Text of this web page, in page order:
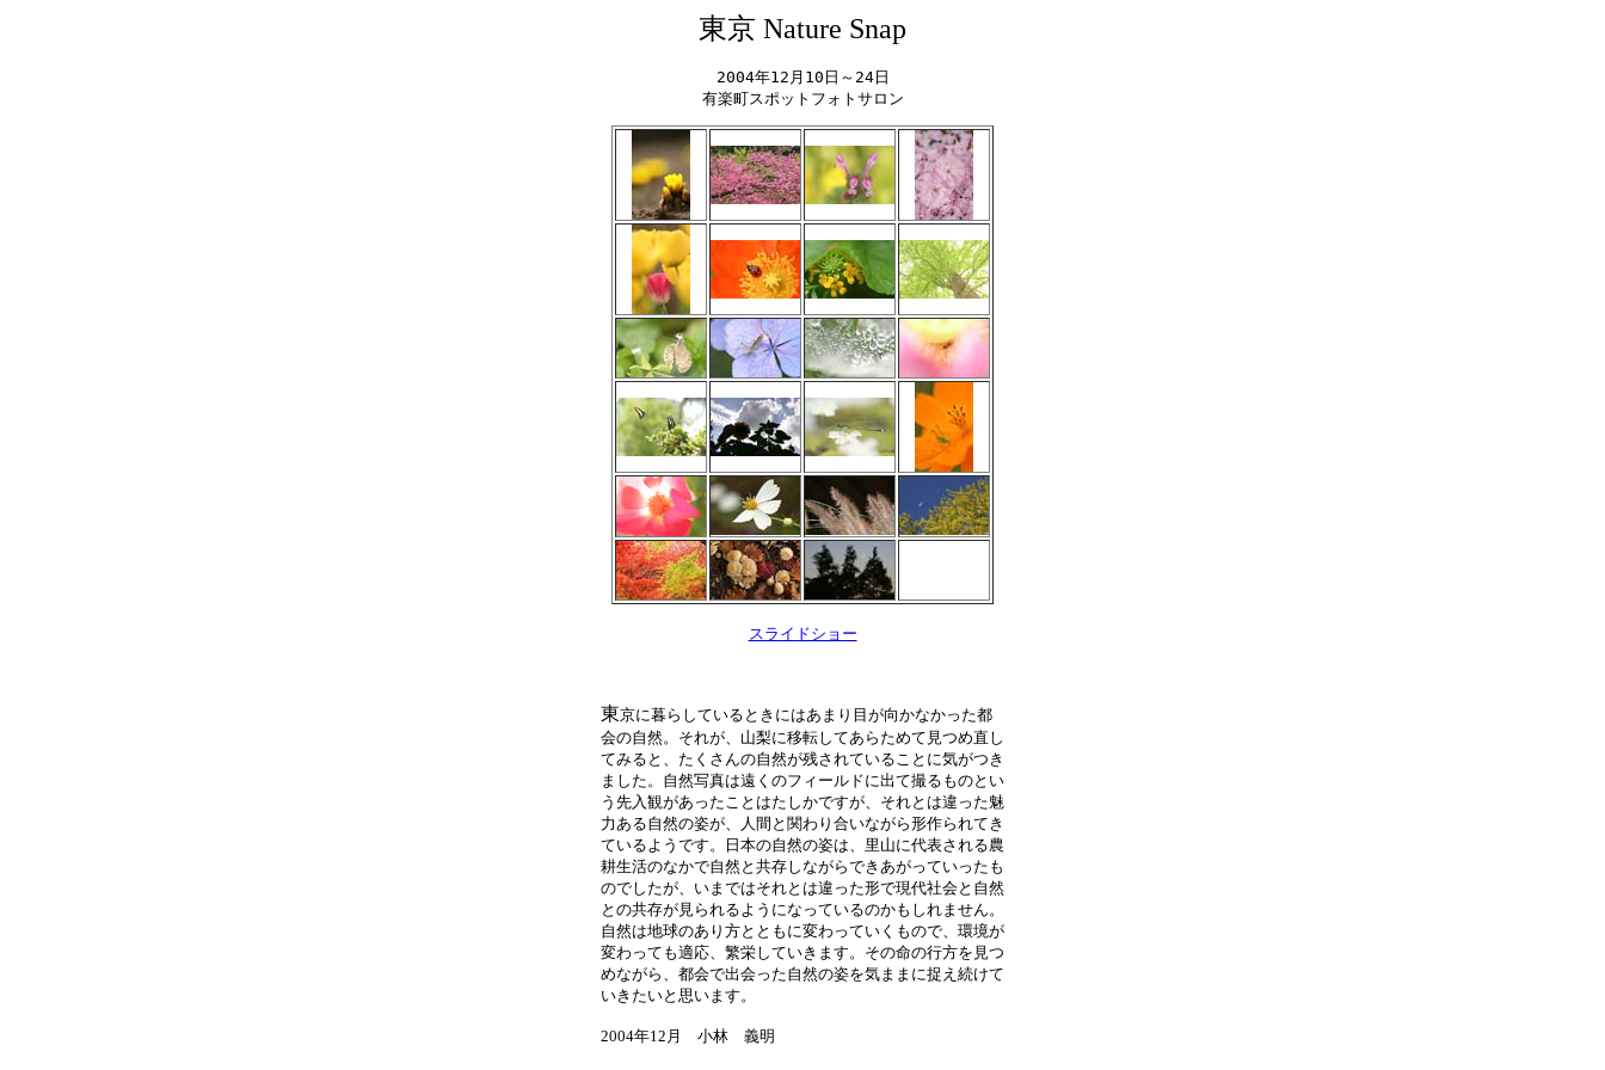
東京 Nature Snap
2004年12月10日～24日
有楽町スポットフォトサロン
スライドショー
東京に暮らしているときにはあまり目が向かなかった都
会の自然。それが、山梨に移転してあらためて見つめ直し
てみると、たくさんの自然が残されていることに気がつき
ました。自然写真は遠くのフィールドに出て撮るものとい
う先入観があったことはたしかですが、それとは違った魅
力ある自然の姿が、人間と関わり合いながら形作られてき
ているようです。日本の自然の姿は、里山に代表される農
耕生活のなかで自然と共存しながらできあがっていったも
のでしたが、いまではそれとは違った形で現代社会と自然
との共存が見られるようになっているのかもしれません。
自然は地球のあり方とともに変わっていくもので、環境が
変わっても適応、繁栄していきます。その命の行方を見つ
めながら、都会で出会った自然の姿を気ままに捉え続けて
いきたいと思います。
2004年12月 小林 義明